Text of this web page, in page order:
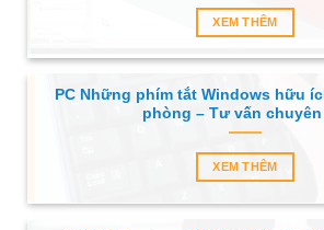
XEM THÊM
PC Những phím tắt Windows hữu
phòng – Tư vấn
XEM THÊM